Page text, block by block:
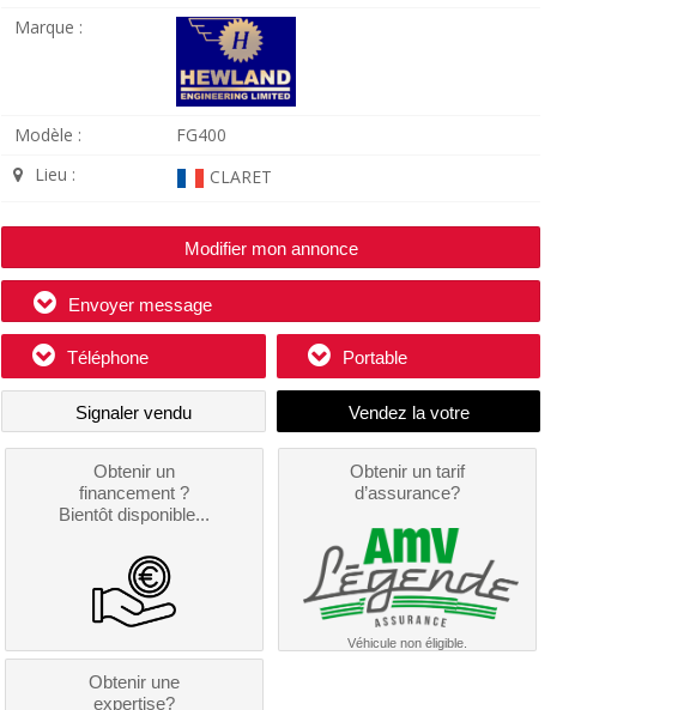
Marque :
Modèle :
FG400
Lieu :
CLARET
Modifier mon annonce
Envoyer message
Téléphone Portable
Signaler vendu
Obtenir un
financement ?
Bientôt disponible...
Obtenir un tarif
d’assurance?
Véhicule non éligible.
Obtenir une
expertise?